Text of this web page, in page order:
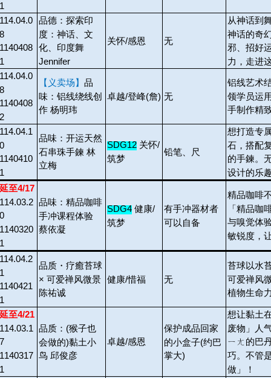
1
114.04.0
8
1140408
1
品德：探索印
度：神话、文
化、印度舞
Jennifer
关怀/感恩 无
从神话到
神话的奇
邪、招好
力，走进
114.04.0
8
1140408
2
【义卖场】 品
味：铝线绕线创
作 杨明玮
卓越/登峰(詹) 无
铝线艺术
领学员运
手制作精
114.04.1
0
1140410
1
品味：开运天然
石串珠手鍊 林
立梅
SDG12 关怀/
筑梦
铅笔、尺
想打造专
石，搭配
的手鍊。
设计的乐
延至4/17
114.03.2
0
1140320
1
品味：精品咖啡
手冲课程体验
蔡依凝
SDG4 健康/
筑梦
有手冲器材者
可以自备
精品咖啡
「精品咖
与嗅觉体
敏锐度，
114.04.2
1
1140421
1
品质・疗癒苔球
× 可爱禅风微景
陈祐诚
健康/惜福 无
苔球以水
可爱禅风
植物生命
延至4/21
114.03.1
7
1140317
1
品质：(猴子也
会做的)黏土小
鸟 邱俊彦
卓越/感恩
保护成品回家
的小盒子(约巴
掌大)
想让黏土
废物」人
ㄧㄤ的巴
巧。不管
做」！